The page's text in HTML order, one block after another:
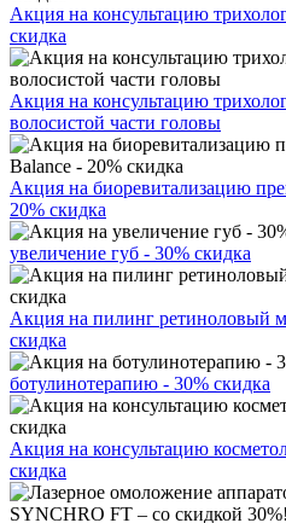
Акция на консультацию
скидка
Акция на консультацию
волосистой части головы
Акция на биоревитализацию
20% скидка
увеличение губ - 30% скидка
Акция на пилинг ретиноловый
скидка
ботулинотерапию - 30% скидка
Акция на консультацию
скидка